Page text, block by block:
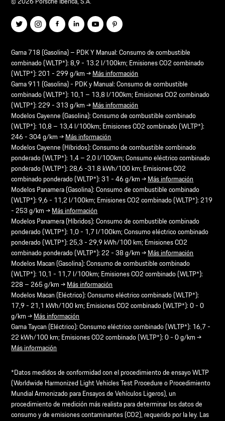
Gama 718 (Gasolina) – PDK Y Manual: Consumo de combustible
combinado (WLTP*): 8,9 - 13.2 l/100km; Emisiones CO2 combinado
(WLTP*): 201 - 299 g/km →Más información
Gama 911 (Gasolina) - PDK y Manual: Consumo de combustible
combinado (WLTP*): 10,1 – 13,8 l/100km; Emisiones CO2 combinado
(WLTP*): 229 - 313 g/km →Más información
Modelos Cayenne (Gasolina): Consumo de combustible combinado
(WLTP*): 10,8 – 13,4 l/100km; Emisiones CO2 combinado (WLTP*):
246 - 304 g/km →Más información
Modelos Cayenne (Híbridos): Consumo de combustible combinado
ponderado (WLTP*): 1,4 – 2,0 l/100km; Consumo eléctrico combinado
ponderado (WLTP*): 28,6 -31.8 kWh/100 km; Emisiones CO2
combinado ponderado (WLTP*): 31 - 46 g/km →Más información
Modelos Panamera (Gasolina): Consumo de combustible combinado
(WLTP*): 9,6 - 11,2 l/100km; Emisiones CO2 combinado (WLTP*): 219
- 253 g/km →Más información
Modelos Panamera (Híbridos): Consumo de combustible combinado
ponderado (WLTP*): 1,0 - 1,7 l/100km; Consumo eléctrico combinado
ponderado (WLTP*): 25,3 - 29,9 kWh/100 km; Emisiones CO2
combinado ponderado (WLTP*): 22 - 38 g/km →Más información
Modelos Macan (Gasolina): Consumo de combustible combinado
(WLTP*): 10,1 - 11,7 l/100km; Emisiones CO2 combinado (WLTP*):
228 – 265 g/km →Más información
Modelos Macan (Eléctrico): Consumo eléctrico combinado (WLTP*):
17,9 - 21,1 kWh/100 km; Emisiones CO2 combinado (WLTP*): 0 - 0
g/km →Más información
Gama Taycan (Eléctrico): Consumo eléctrico combinado (WLTP*): 16,7 -
22 kWh/100 km; Emisiones CO2 combinado (WLTP*): 0 - 0 g/km →
Más información
*Datos medidos de conformidad con el procedimiento de ensayo WLTP
(Worldwide Harmonized Light Vehicles Test Procedure o Procedimiento
Mundial Armonizado para Ensayos de Vehículos Ligeros), un
procedimiento de medición más realista para determinar los datos de
consumo y de emisiones contaminantes (CO2), requerido por la ley. Las